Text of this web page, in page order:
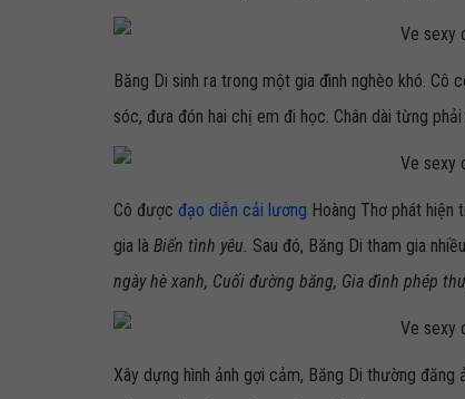
Băng Di sinh ra trong một gia đình nghèo khó. Cô
sóc, đưa đón hai chị em đi học. Chân dài từng
Cô được đạo diễn cải lương Hoàng Thơ phát hiện
gia là Biển tình yêu. Sau đó, Băng Di tham gia
ngày hè xanh, Cuối đường băng, Gia đình phép
Xây dựng hình ảnh gợi cảm, Băng Di thường